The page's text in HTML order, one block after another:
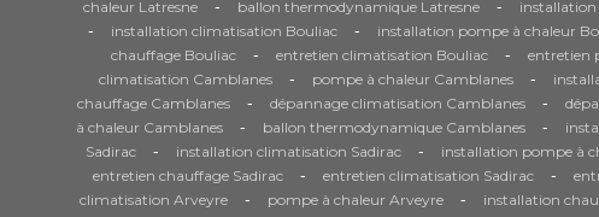
chaleur Latresne
- ballon thermodynamique Latresne -
- installation climatisation Bouliac - installation pompe à chaleur
chauffage Bouliac
- entretien climatisation Bouliac - entretien
climatisation Camblanes - pompe à chaleur Camblanes -
chauffage Camblanes
- dépannage climatisation Camblanes -
à chaleur Camblanes
- ballon thermodynamique Camblanes -
Sadirac
- installation climatisation Sadirac - installation pompe à
entretien chauffage Sadirac - entretien climatisation Sadirac -
climatisation Arveyre - pompe à chaleur Arveyre - installation